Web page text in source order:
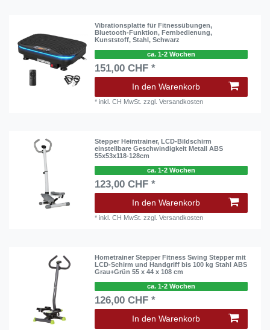
Vibrationsplatte für Fitnessübungen,
Bluetooth-Funktion, Fernbedienung,
Kunststoff, Stahl, Schwarz
ca. 1-2 Wochen
151,00 CHF *
In den Warenkorb
*inkl. CH MwSt. zzgl.Versandkosten
Stepper Heimtrainer, LCD-Bildschirm
einstellbare Geschwindigkeit Metall ABS
55x53x118-128cm
ca. 1-2 Wochen
123,00 CHF *
In den Warenkorb
*inkl. CH MwSt. zzgl.Versandkosten
Hometrainer Stepper Fitness Swing Stepper mit
LCD-Schirm und Handgriff bis 100 kg Stahl ABS
Grau+Grün 55 x 44 x 108 cm
ca. 1-2 Wochen
126,00 CHF *
In den Warenkorb